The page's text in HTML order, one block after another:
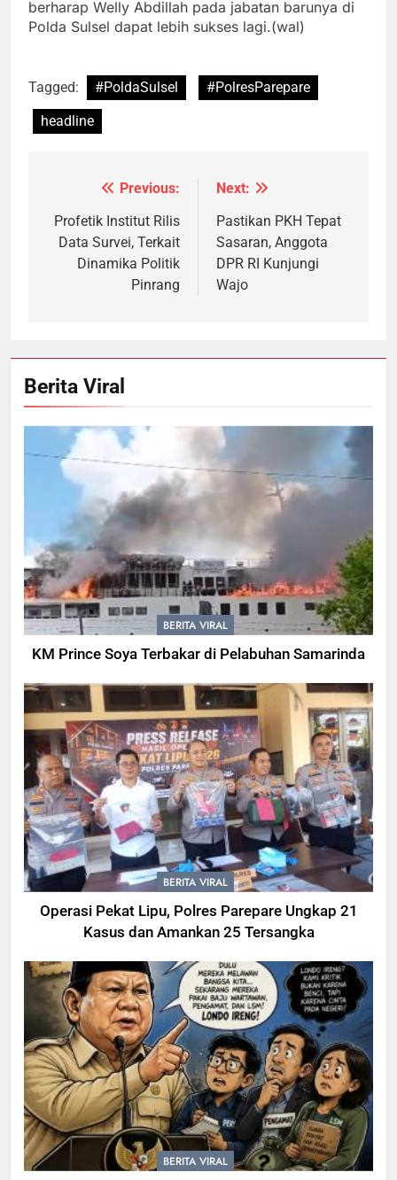
berharap Welly Abdillah pada jabatan barunya di
Polda Sulsel dapat lebih sukses lagi.(wal)
Tagged: #PoldaSulsel
#PolresParepare
headline
Navigasi
pos
Previous:
Profetik Institut Rilis
Data Survei, Terkait
Dinamika Politik
Pinrang
Next:
Pastikan PKH Tepat
Sasaran, Anggota
DPR RI Kunjungi
Wajo
Berita Viral
BERITA VIRAL
KM Prince Soya Terbakar di Pelabuhan Samarinda
BERITA VIRAL
Operasi Pekat Lipu, Polres Parepare Ungkap 21
Kasus dan Amankan 25 Tersangka
BERITA VIRAL